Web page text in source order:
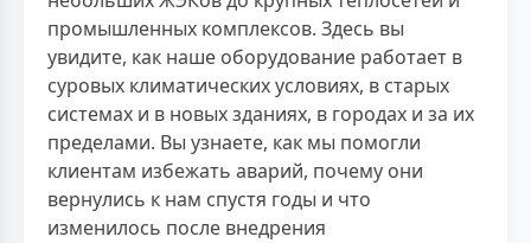
промышленных комплексов. Здесь вы
увидите, как наше оборудование работает в
суровых климатических условиях, в старых
системах и в новых зданиях, в городах и за их
пределами. Вы узнаете, как мы помогли
клиентам избежать аварий, почему они
вернулись к нам спустя годы и что
изменилось после внедрения